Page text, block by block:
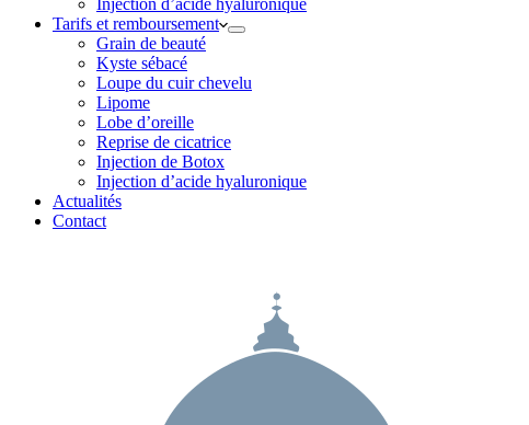
Injection d’acide hyaluronique
Tarifs et remboursement
Grain de beauté
Kyste sébacé
Loupe du cuir chevelu
Lipome
Lobe d’oreille
Reprise de cicatrice
Injection de Botox
Injection d’acide hyaluronique
Actualités
Contact